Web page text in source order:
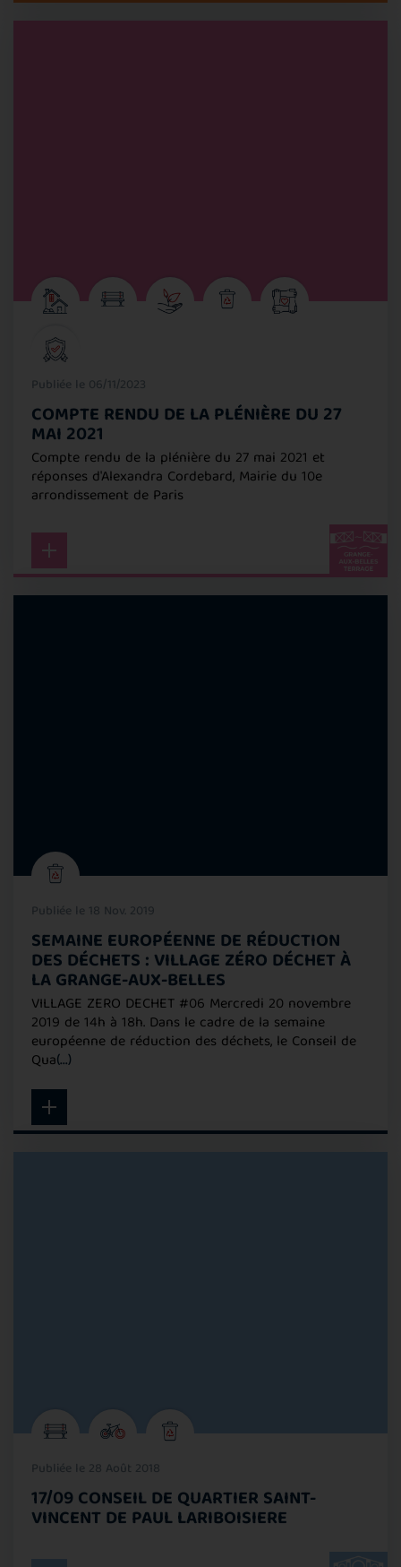
Publiée le 06/11/2023
COMPTE RENDU DE LA PLÉNIÈRE DU 27
MAI 2021
Compte rendu de la plénière du 27 mai 2021 et
réponses d'Alexandra Cordebard, Mairie du 10e
arrondissement de Paris
Publiée le 18 Nov. 2019
SEMAINE EUROPÉENNE DE RÉDUCTION
DES DÉCHETS : VILLAGE ZÉRO DÉCHET À
LA GRANGE-AUX-BELLES
VILLAGE ZERO DECHET #06 Mercredi 20 novembre
2019 de 14h à 18h. Dans le cadre de la semaine
européenne de réduction des déchets, le Conseil de
Qua(...)
Publiée le 28 Août 2018
17/09 CONSEIL DE QUARTIER SAINT-
VINCENT DE PAUL LARIBOISIERE